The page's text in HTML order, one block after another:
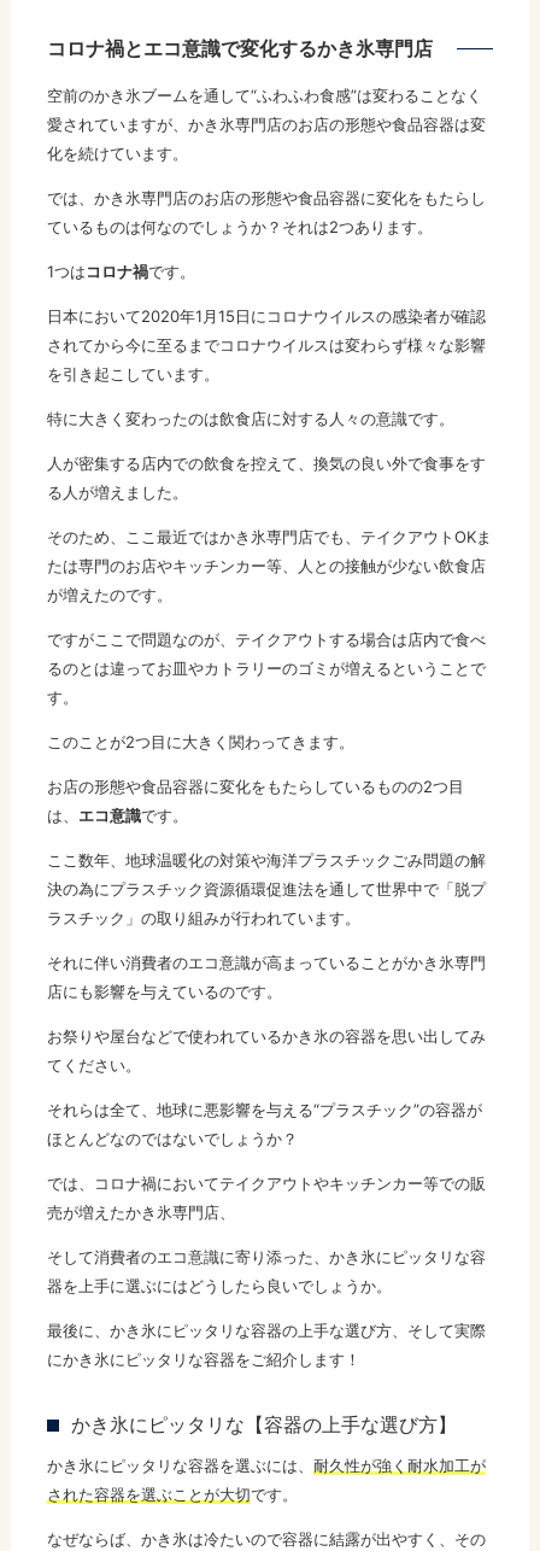
コロナ禍とエコ意識で変化するかき氷専門店
空前のかき氷ブームを通して“ふわふわ食感”は変わることなく
愛されていますが、かき氷専門店のお店の形態や食品容器は変
化を続けています。
では、かき氷専門店のお店の形態や食品容器に変化をもたらし
ているものは何なのでしょうか？それは2つあります。
1つはコロナ禍です。
日本において2020年1月15日にコロナウイルスの感染者が確認
されてから今に至るまでコロナウイルスは変わらず様々な影響
を引き起こしています。
特に大きく変わったのは飲食店に対する人々の意識です。
人が密集する店内での飲食を控えて、換気の良い外で食事をす
る人が増えました。
そのため、ここ最近ではかき氷専門店でも、テイクアウトOKま
たは専門のお店やキッチンカー等、人との接触が少ない飲食店
が増えたのです。
ですがここで問題なのが、テイクアウトする場合は店内で食べ
るのとは違ってお皿やカトラリーのゴミが増えるということで
す。
このことが2つ目に大きく関わってきます。
お店の形態や食品容器に変化をもたらしているものの2つ目
は、 エコ意識です。
ここ数年、地球温暖化の対策や海洋プラスチックごみ問題の解
決の為にプラスチック資源循環促進法を通して世界中で「脱プ
ラスチック」の取り組みが行われています。
それに伴い消費者のエコ意識が高まっていることがかき氷専門
店にも影響を与えているのです。
お祭りや屋台などで使われているかき氷の容器を思い出してみ
てください。
それらは全て、地球に悪影響を与える“プラスチック”の容器が
ほとんどなのではないでしょうか？
では、コロナ禍においてテイクアウトやキッチンカー等での販
売が増えたかき氷専門店、
そして消費者のエコ意識に寄り添った、かき氷にピッタリな容
器を上手に選ぶにはどうしたら良いでしょうか。
最後に、かき氷にピッタリな容器の上手な選び方、そして実際
にかき氷にピッタリな容器をご紹介します！
かき氷にピッタリな【容器の上手な選び方】
かき氷にピッタリな容器を選ぶには、 耐久性が強く耐水加工が
された容器を選ぶことが大切です。
なぜならば、かき氷は冷たいので容器に結露が出やすく、その